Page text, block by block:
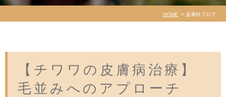
HOME 皮膚科ブログ
【チワワの皮膚病治療】
毛並みへのアプローチ